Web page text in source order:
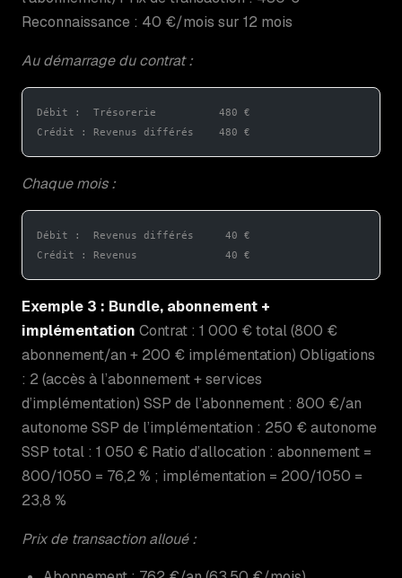
Reconnaissance : 40 €/mois sur 12 mois
Au démarrage du contrat :
Débit :  Trésorerie          480 €
Crédit : Revenus différés    480 €
Chaque mois :
Débit :  Revenus différés     40 €
Crédit : Revenus              40 €
Exemple 3 : Bundle, abonnement +
implémentation Contrat : 1 000 € total (800 €
abonnement/an + 200 € implémentation) Obligations
: 2 (accès à l’abonnement + services
d’implémentation) SSP de l’abonnement : 800 €/an
autonome SSP de l’implémentation : 250 € autonome
SSP total : 1 050 € Ratio d’allocation : abonnement =
800/1050 = 76,2 % ; implémentation = 200/1050 =
23,8 %
Prix de transaction alloué :